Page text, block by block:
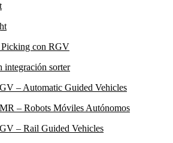
Picking con RGV
integración sorter
– Automatic Guided Vehicles
– Robots Móviles Autónomos
– Rail Guided Vehicles